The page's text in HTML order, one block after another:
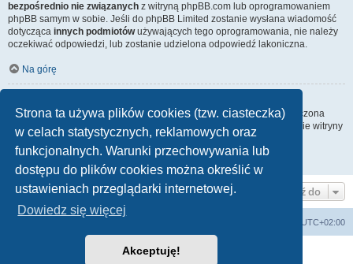
Strona ta używa plików cookies (tzw. ciasteczka)
w celach statystycznych, reklamowych oraz
funkcjonalnych. Warunki przechowywania lub
dostępu do plików cookies można określić w
ustawieniach przeglądarki internetowej.
Dowiedz się więcej
Akceptuję!
bezpośrednio nie związanych z witryną phpBB.com lub oprogramowaniem
phpBB samym w sobie. Jeśli do phpBB Limited zostanie wysłana wiadomość
dotycząca innych podmiotówużywających tego oprogramowania, nie należy
oczekiwać odpowiedzi, lub zostanie udzielona odpowiedź lakoniczna.
Na górę
Wszyscy użytkownicy witryny mogą używać – jeśli funkcja ta jest włączona
przez administratora witryny – formularza „Kontakt z nami”. Członkowie witryny
mogą także używać odnośnika „Zespół administracyjny”.
Na górę
Przejdź do
UTC+02:00
Technologię dostarczaphpBB® Forum Software © phpBB Limited